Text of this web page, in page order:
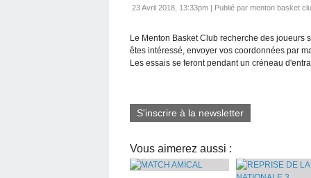
23 Avril 2018, 13:33pm | Publié par menton basket
Le Menton Basket Club recherche des joueurs
êtes intéressé, envoyer vos coordonnées par
Les essais se feront pendant un créneau
S'inscrire à la newsletter
Vous aimerez aussi :